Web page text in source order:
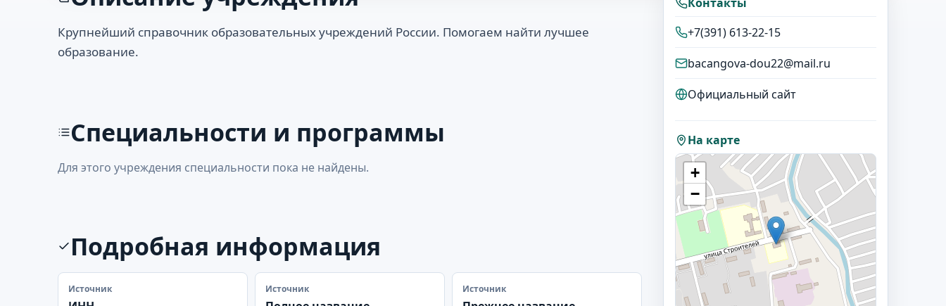
Крупнейший справочник образовательных учреждений России. Помогаем найти лучшее
образование.
Специальности и программы
Для этого учреждения специальности пока не найдены.
Подробная информация
Источник Источник Источник
+7(391) 613-22-15
bacangova-dou22@mail.ru
Официальный сайт
На карте
+
−